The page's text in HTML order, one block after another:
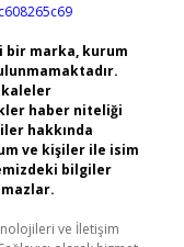
bir marka, kurum
haber niteliği
hakkında
ve kişiler ile isim
bilgiler
ve İletişim